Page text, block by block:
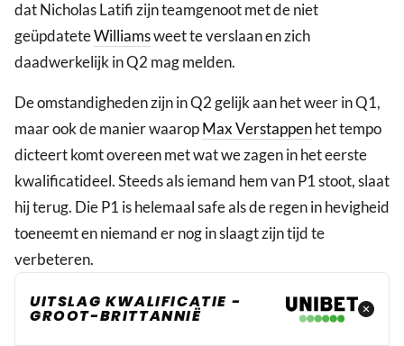
dat Nicholas Latifi zijn teamgenoot met de niet
geüpdateteWilliamsweet te verslaan en zich
daadwerkelijk in Q2 mag melden.
De omstandigheden zijn in Q2 gelijk aan het weer in Q1,
maar ook de manier waaropMax Verstappenhet tempo
dicteert komt overeen met wat we zagen in het eerste
kwalificatideel. Steeds als iemand hem van P1 stoot, slaat
hij terug. Die P1 is helemaal safe als de regen in hevigheid
toeneemt en niemand er nog in slaagt zijn tijd te
verbeteren.
UITSLAG KWALIFICATIE -
GROOT-BRITTANNIË